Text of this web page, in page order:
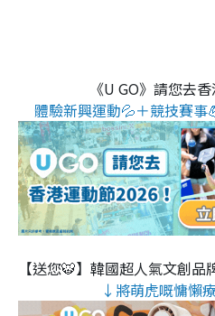
《U GO》請您去
體驗新興運動💦＋競技賽事
【送您🐯】韓國超人氣文創品
↓將萌虎嘅慵懶